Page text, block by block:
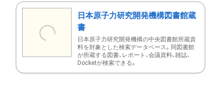
日本原子力研究開発機構図書館蔵
書
日本原子力研究開発機構の中央図書館所蔵資
料を対象とした検索データベース。同図書館
が所蔵する図書、レポート、会議資料、雑誌、
Docketが検索できる。